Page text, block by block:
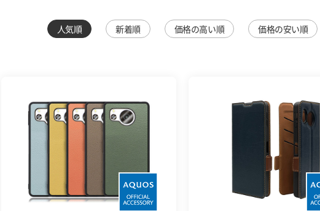
人気順 新着順 価格の高い順 価格の安い順